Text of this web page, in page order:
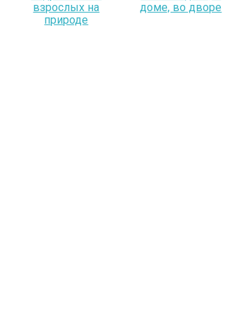
взрослых на
природе
доме, во дворе